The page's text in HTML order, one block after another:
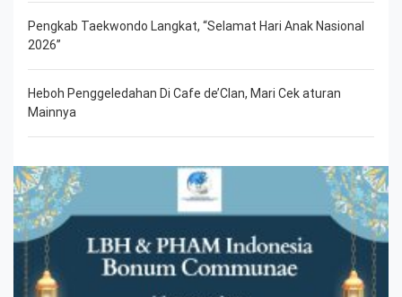
Pengkab Taekwondo Langkat, “Selamat Hari Anak Nasional
2026”
Heboh Penggeledahan Di Cafe de’Clan, Mari Cek aturan
Mainnya